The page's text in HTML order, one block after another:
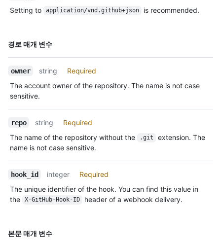
Setting to
application/vnd.github+json is recommended.
경로 매개 변수
이름,
owner string
Required
The account owner of the repository. The name is not case
sensitive.
repo string
Required
The name of the repository without the
.git
extension. The
name is not case sensitive.
hook_id integer
Required
The unique identifier of the hook. You can find this value in
the
X-GitHub-Hook-ID header of a webhook delivery.
본문 매개 변수
이름,